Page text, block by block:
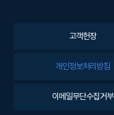
고객헌장
개인정보처리방침
이메일무단수집거부